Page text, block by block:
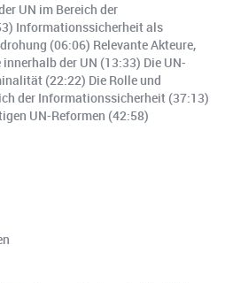
UN im Bereich der
Informationssicherheit als
(06:06) Relevante Akteure,
der UN (13:33) Die UN-
(22:22) Die Rolle und
der Informationssicherheit (37:13)
UN-Reformen (42:58)